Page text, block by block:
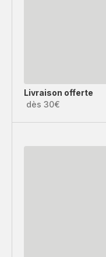
Livraison offerte
dès 30€